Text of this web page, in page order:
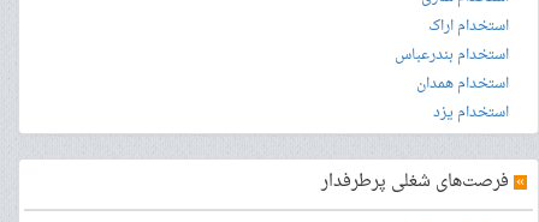
استخدام اراک
استخدام بندرعباس
استخدام همدان
استخدام یزد
» فرصت‌های شغلی پرطرفدار